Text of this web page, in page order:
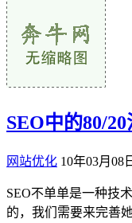
SEO中的80/
网站优化 10年03月08
SEO不单单是一种技
的，我们需要来完善